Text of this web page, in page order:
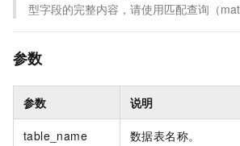
型字段的完整内容，请使用匹配查询（
参数
参数 说明
table_name 数据表名称。